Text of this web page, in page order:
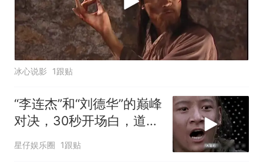
冰心说影 1跟贴
“李连杰”和“刘德华”的巅峰
对决，30秒开场白，道尽
太多真相
星仔娱乐圈 1跟贴